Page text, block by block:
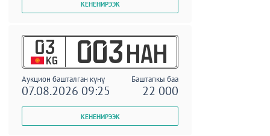
03
KG 003 HAH
Аукцион башталган күнү Баштапкы баа
07.08.2026 09:25 22 000